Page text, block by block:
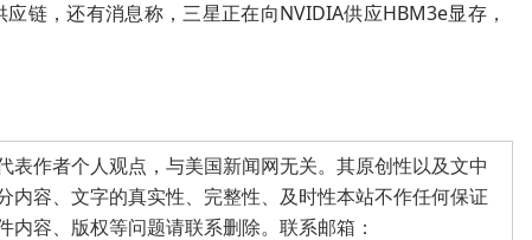
链，还有消息称，三星正在向NVIDIA供应HBM3e显存，
作者个人观点，与美国新闻网无关。其原创性以及文中
内容、文字的真实性、完整性、及时性本站不作任何保证
容、版权等问题请联系删除。联系邮箱：